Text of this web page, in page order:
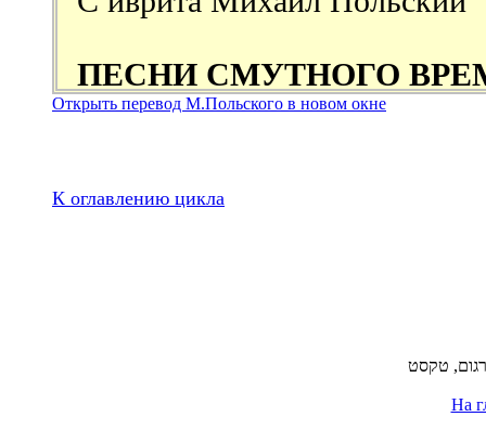
Открыть перевод М.Польского в новом окне
К оглавлению цикла
טקסט
На